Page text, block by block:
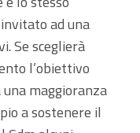
ad una
Se sceglierà
l’obiettivo
maggioranza
a sostenere il